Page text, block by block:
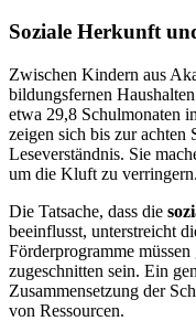
Soziale Herkunft
Zwischen Kindern aus
bildungsfernen
etwa 29,8 Schulmonaten
zeigen sich bis zur achten
Leseverständnis. Sie
um die Kluft zu verringern.
Die Tatsache, dass die
beeinflusst, unterstreicht
Förderprogramme
zugeschnitten sein. Ein
Zusammensetzung der
von Ressourcen.